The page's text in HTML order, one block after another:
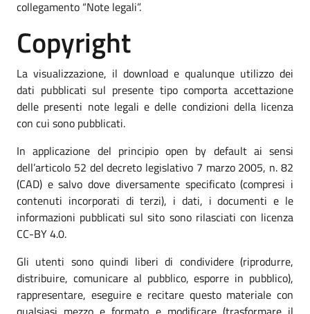
collegamento “Note legali”.
Copyright
La visualizzazione, il download e qualunque utilizzo dei
dati pubblicati sul presente tipo comporta accettazione
delle presenti note legali e delle condizioni della licenza
con cui sono pubblicati.
In applicazione del principio open by default ai sensi
dell’articolo 52 del decreto legislativo 7 marzo 2005, n. 82
(CAD) e salvo dove diversamente specificato (compresi i
contenuti incorporati di terzi), i dati, i documenti e le
informazioni pubblicati sul sito sono rilasciati con licenza
CC-BY 4.0.
Gli utenti sono quindi liberi di condividere (riprodurre,
distribuire, comunicare al pubblico, esporre in pubblico),
rappresentare, eseguire e recitare questo materiale con